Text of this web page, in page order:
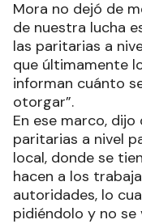
Mora no dejó de
de nuestra lucha
las paritarias a
que últimamente
informan cuánto
otorgar”.
En ese marco,
paritarias a nivel
local, donde se
hacen a los
autoridades, lo
pidiéndolo y no se